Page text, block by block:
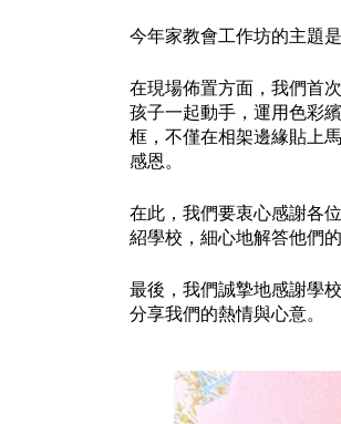
今年家教會工作坊的主題
在現場佈置方面，我們首
孩子一起動手，運用色彩
框，不僅在相架邊緣貼上
感恩。
在此，我們要衷心感謝各
紹學校，細心地解答他們
最後，我們誠摯地感謝學
分享我們的熱情與心意。